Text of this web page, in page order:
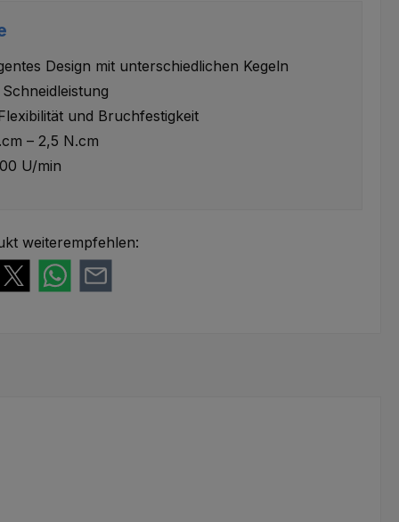
Design mit unterschiedlichen Kegeln
und Bruchfestigkeit
– 2,5 N.cm
U/min
weiterempfehlen: